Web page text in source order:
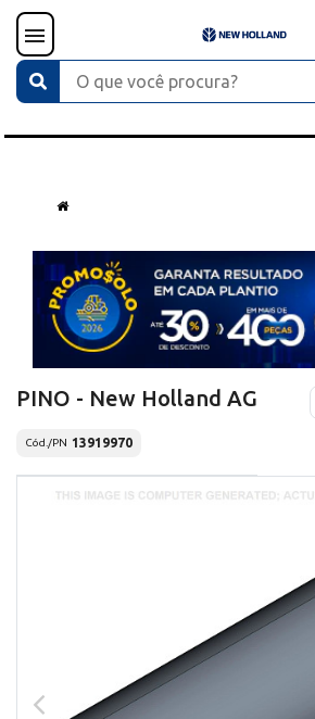
PINO - New Holland AG
Cód./PN 13919970